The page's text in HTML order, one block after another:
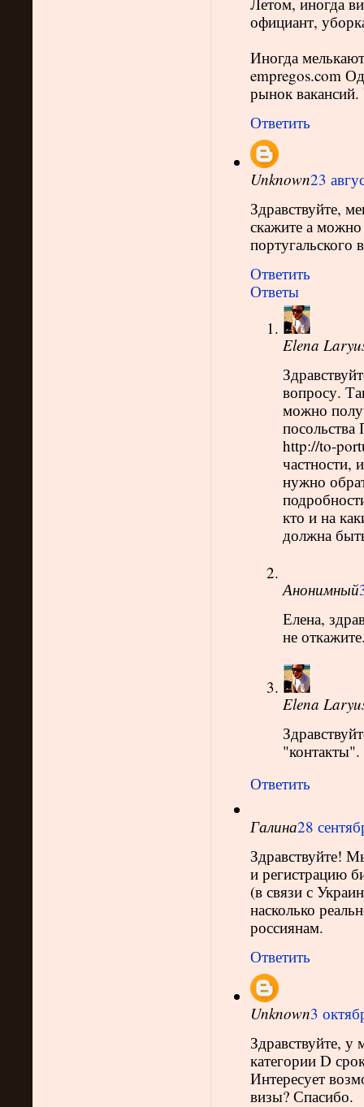
официант,
Иногда
empregos.com
рынок
Ответить
Unknown23
Здравствуйте,
скажите а
португальского
Ответить
Ответы
Elena
вопросу.
можно
http://to-
частности,
нужно
кто и на
должна
Анонимный
Елена,
не
Elena
"контакты".
Ответить
Галина28
Здравствуйте!
и регистрацию
(в связи с
насколько
россиянам.
Ответить
Unknown3
Здравствуйте, у
категории D
Интересует
визы? Спасибо.